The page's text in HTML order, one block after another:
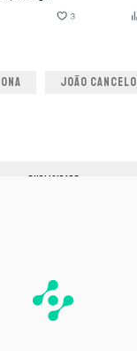
JOÃO CANCELO
PUBLICIDADE